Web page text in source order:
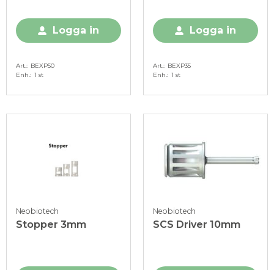
Logga in
Art.
BEXP50
Enh. 1 st
Logga in
Art.
BEXP35
Enh. 1 st
Neobiotech
Stopper 3mm
Neobiotech
SCS Driver 10mm